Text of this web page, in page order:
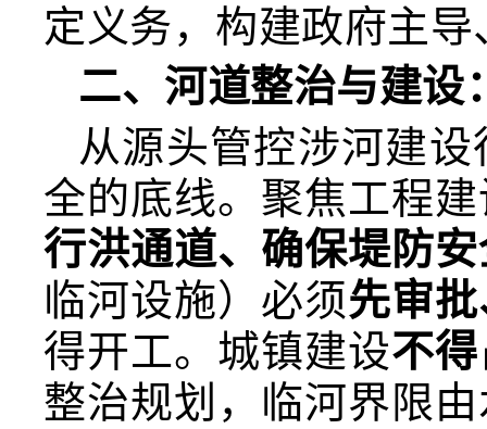
定义务，构建政府主
二、河道整治与建设
从源头管控涉河建
全的底线。聚焦工程
行洪通道、确保堤防
临河设施）必须先审
得开工。城镇建设不
整治规划，临河界限